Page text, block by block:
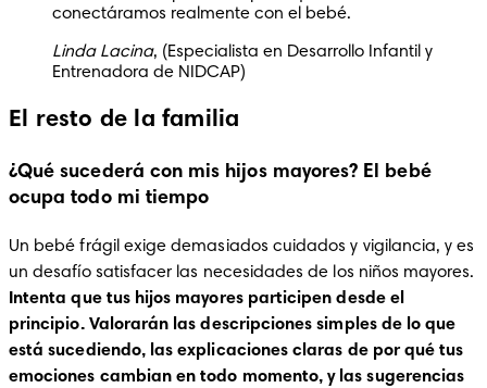
conectáramos realmente con el bebé.
Linda Lacina, (Especialista en Desarrollo Infantil y
Entrenadora de NIDCAP)
El resto de la familia
¿Qué sucederá con mis hijos mayores? El bebé
ocupa todo mi tiempo
Un bebé frágil exige demasiados cuidados y vigilancia, y es
Intenta que tus hijos mayores participen desde el
principio. Valorarán las descripciones simples de lo que
está sucediendo, las explicaciones claras de por qué tus
emociones cambian en todo momento, y las sugerencias